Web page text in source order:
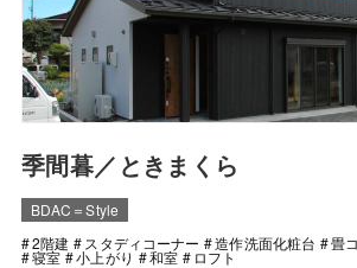
季間暮／ときまくら
BDAC＝Style
2階建
スタディコーナー 造作洗面化粧台 畳
寝室 小上がり 和室 ロフト